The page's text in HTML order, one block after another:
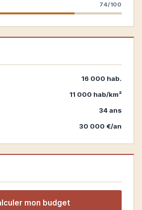
74/100
16 000 hab.
11 000 hab/km²
34 ans
30 000 €/an
mon budget